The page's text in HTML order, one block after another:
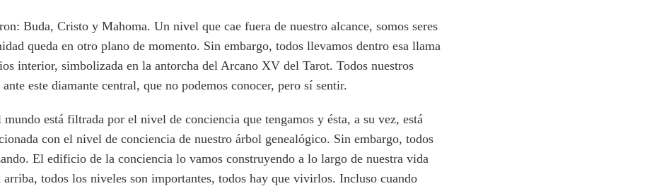
Buda, Cristo y Mahoma. Un nivel que cae fuera de nuestro alcance, somos seres
queda en otro plano de momento. Sin embargo, todos llevamos dentro esa llama
interior, simbolizada en la antorcha del Arcano XV del Tarot. Todos nuestros
ante este diamante central, que no podemos conocer, pero sí sentir.
mundo está filtrada por el nivel de conciencia que tengamos y ésta, a su vez, está
con el nivel de conciencia de nuestro árbol genealógico. Sin embargo, todos
El edificio de la conciencia lo vamos construyendo a lo largo de nuestra vida
arriba, todos los niveles son importantes, todos hay que vivirlos. Incluso cuando